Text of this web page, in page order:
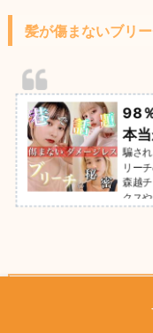
髪が傷まないブリ
98
本
騙さ
リー
森越
クス